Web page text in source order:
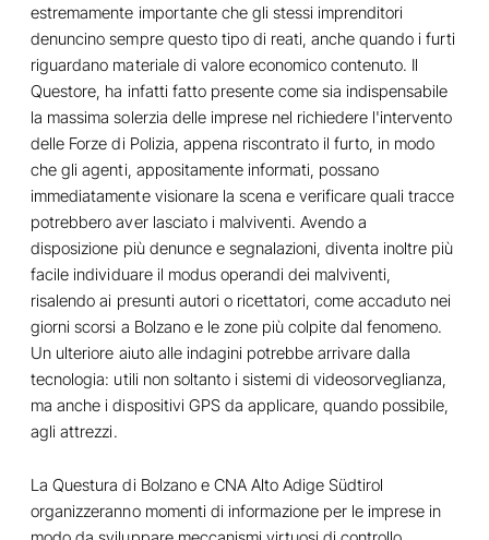
estremamente importante che gli stessi imprenditori
denuncino sempre questo tipo di reati, anche quando i furti
riguardano materiale di valore economico contenuto. Il
Questore, ha infatti fatto presente come sia indispensabile
la massima solerzia delle imprese nel richiedere l'intervento
delle Forze di Polizia, appena riscontrato il furto, in modo
che gli agenti, appositamente informati, possano
immediatamente visionare la scena e verificare quali tracce
potrebbero aver lasciato i malviventi. Avendo a
disposizione più denunce e segnalazioni, diventa inoltre più
facile individuare il modus operandi dei malviventi,
risalendo ai presunti autori o ricettatori, come accaduto nei
giorni scorsi a Bolzano e le zone più colpite dal fenomeno.
Un ulteriore aiuto alle indagini potrebbe arrivare dalla
tecnologia: utili non soltanto i sistemi di videosorveglianza,
ma anche i dispositivi GPS da applicare, quando possibile,
agli attrezzi.
La Questura di Bolzano e CNA Alto Adige Südtirol
organizzeranno momenti di informazione per le imprese in